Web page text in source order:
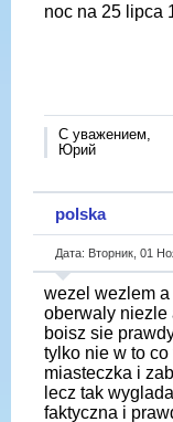
noc na 25 lipca
С уважением,
Юрий
polska
Дата: Вторник, 01
wezel wezlem
oberwaly niezle
boisz sie
tylko nie w to
miasteczka i
lecz tak
faktyczna i